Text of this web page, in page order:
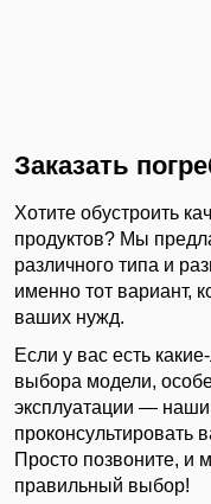
Заказать
Хотите обустроить
продуктов? Мы
различного типа и
именно тот вариант,
ваших нужд.
Если у вас есть
выбора модели,
эксплуатации —
проконсультировать
Просто позвоните, и
правильный выбор!